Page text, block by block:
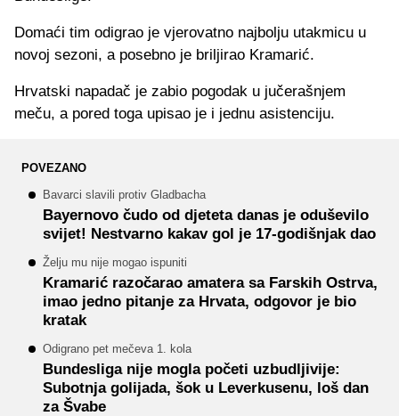
Domaći tim odigrao je vjerovatno najbolju utakmicu u
novoj sezoni, a posebno je briljirao Kramarić.
Hrvatski napadač je zabio pogodak u jučerašnjem
meču, a pored toga upisao je i jednu asistenciju.
POVEZANO
Bavarci slavili protiv Gladbacha
Bayernovo čudo od djeteta danas je oduševilo
svijet! Nestvarno kakav gol je 17-godišnjak dao
Želju mu nije mogao ispuniti
Kramarić razočarao amatera sa Farskih Ostrva,
imao jedno pitanje za Hrvata, odgovor je bio
kratak
Odigrano pet mečeva 1. kola
Bundesliga nije mogla početi uzbudljivije:
Subotnja golijada, šok u Leverkusenu, loš dan
za Švabe